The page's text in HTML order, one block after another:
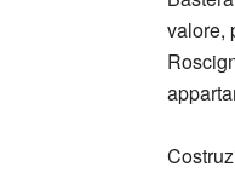
valore,